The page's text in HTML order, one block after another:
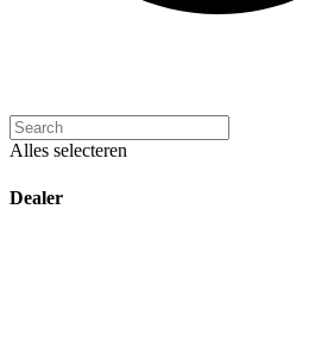
Alles selecteren
Dealer